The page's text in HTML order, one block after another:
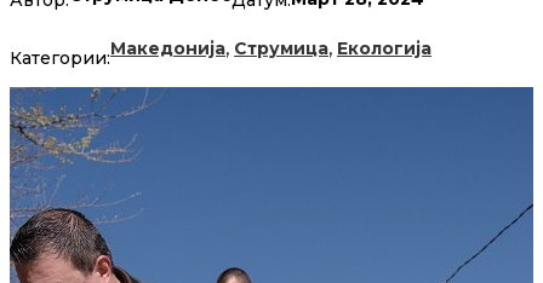
Категории:Македонија, Струмица, Екологија